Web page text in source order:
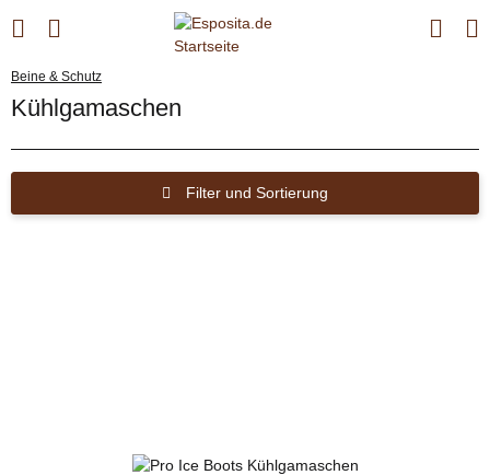
Beine & Schutz
Kühlgamaschen
Filter und Sortierung